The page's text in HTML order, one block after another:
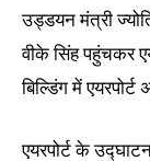
उड्डयन मंत्री
वीके सिंह पहुंचकर
बिल्डिंग में
एयरपोर्ट के